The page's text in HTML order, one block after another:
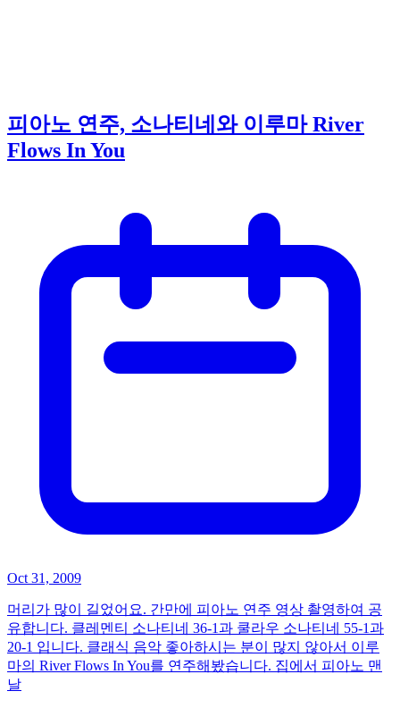
피아노 연주, 소나티네와 이루마 River
Flows In You
Oct 31, 2009
머리가 많이 길었어요. 간만에 피아노 연주 영상 촬영하여 공
유합니다. 클레멘티 소나티네 36-1과 쿨라우 소나티네 55-1과
20-1 입니다. 클래식 음악 좋아하시는 분이 많지 않아서 이루
마의 River Flows In You를 연주해봤습니다. 집에서 피아노 맨
날